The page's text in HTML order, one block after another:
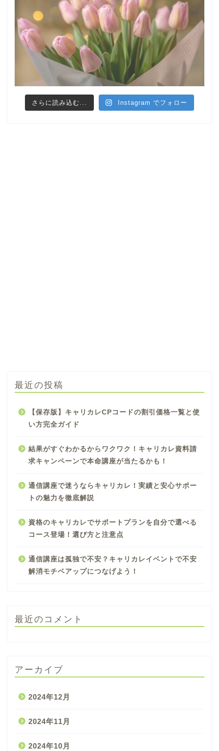
さらに読み込む... Instagram でフォロー
最近の投稿
【保存版】キャリカレCPコードの割引価格一覧と使
い方完全ガイド
結果がすぐわかるからワクワク！キャリカレ資料請
求キャンペーンで本命講座が当たるかも！
通信講座で迷うならキャリカレ！実績と安心サポー
トの魅力を徹底解説
資格のキャリカレでサポートプランを自分で選べる
コース登場！選び方と注意点
通信講座は孤独で不安？キャリカレイベントで不安
解消モチベアップにつなげよう！
最近のコメント
アーカイブ
2024年12月
2024年11月
2024年10月